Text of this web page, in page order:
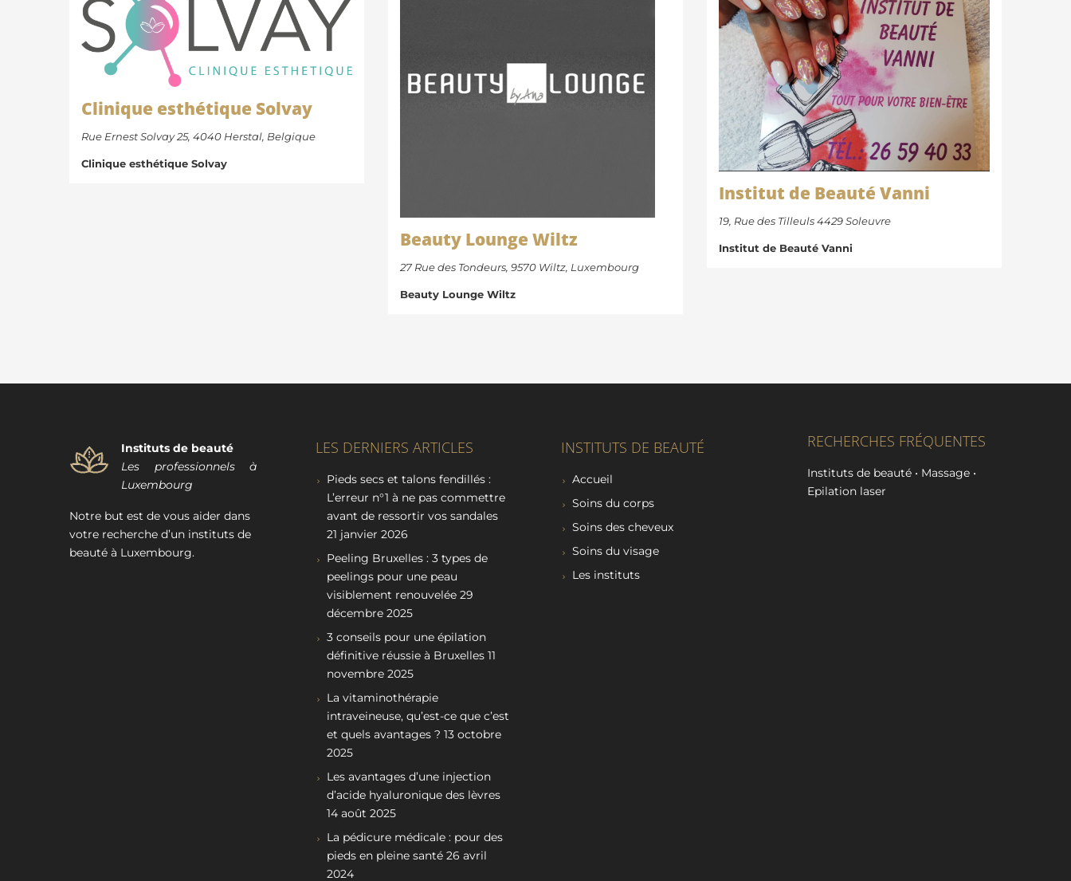
Clinique esthétique Solvay
Rue Ernest Solvay 25, 4040 Herstal, Belgique
Clinique esthétique Solvay
Beauty Lounge Wiltz
27 Rue des Tondeurs, 9570 Wiltz, Luxembourg
Beauty Lounge Wiltz
Institut de Beauté Vanni
19, Rue des Tilleuls 4429 Soleuvre
Institut de Beauté Vanni
Instituts de beauté
Les professionnels à
Luxembourg
Notre but est de vous aider dans
votre recherche d’un instituts de
beauté à Luxembourg.
LES DERNIERS ARTICLES
Pieds secs et talons fendillés :
L’erreur n°1 à ne pas commettre
avant de ressortir vos sandales
21 janvier 2026
Peeling Bruxelles : 3 types de
peelings pour une peau
visiblement renouvelée 29
décembre 2025
3 conseils pour une épilation
définitive réussie à Bruxelles 11
novembre 2025
La vitaminothérapie
intraveineuse, qu’est-ce que c’est
et quels avantages ? 13 octobre
2025
Les avantages d’une injection
d’acide hyaluronique des lèvres
14 août 2025
La pédicure médicale : pour des
pieds en pleine santé 26 avril
2024
INSTITUTS DE BEAUTÉ
Accueil
Soins du corps
Soins des cheveux
Soins du visage
Les instituts
RECHERCHES FRÉQUENTES
Instituts de beauté• Massage•
Epilation laser